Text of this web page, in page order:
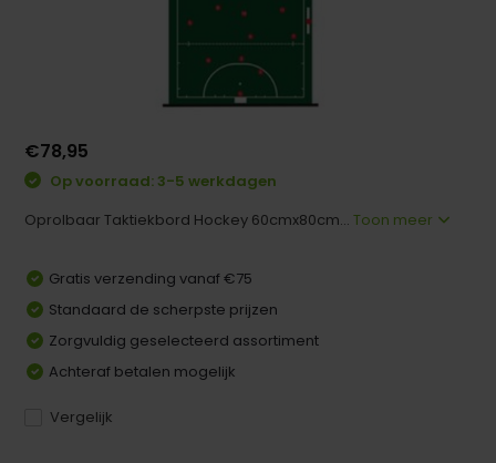
€78,95
Op voorraad: 3-5 werkdagen
Oprolbaar Taktiekbord Hockey 60cmx80cm...Toon meer
Gratis verzending vanaf €75
Standaard de scherpste prijzen
Zorgvuldig geselecteerd assortiment
Achteraf betalen mogelijk
Vergelijk